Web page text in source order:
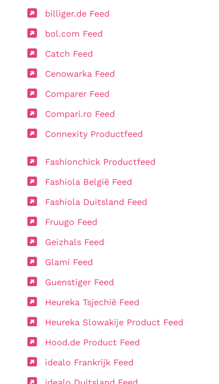
billiger.de Feed
bol.com Feed
Catch Feed
Cenowarka Feed
Comparer Feed
Compari.ro Feed
Connexity Productfeed
Fashionchick Productfeed
Fashiola België Feed
Fashiola Duitsland Feed
Fruugo Feed
Geizhals Feed
Glami Feed
Guenstiger Feed
Heureka Tsjechië Feed
Heureka Slowakije Product Feed
Hood.de Product Feed
idealo Frankrijk Feed